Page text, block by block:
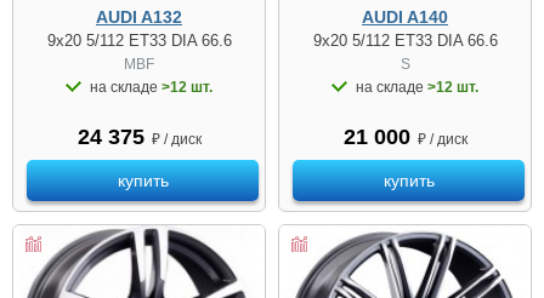
AUDI A132
9x20 5/112 ET33 DIA 66.6
MBF
на складе >12 шт.
24 375 ₽ / диск
купить
AUDI A140
9x20 5/112 ET33 DIA 66.6
S
на складе >12 шт.
21 000 ₽ / диск
купить